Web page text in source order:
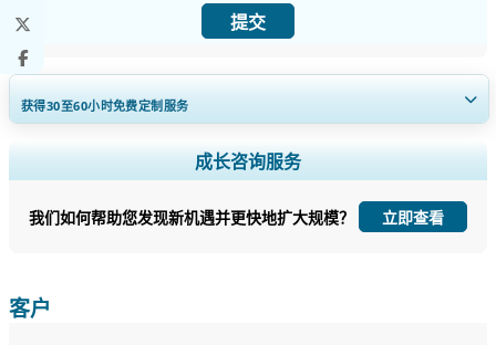
提交
获得30至60小时免费定制服务
扩大区域和国家覆盖范围， 细分市场分析， 公司简介， 竞争基准分析，
以及最终用户洞察。
立即定制
成长咨询服务
我们如何帮助您发现新机遇并更快地扩大规模？ 立即查看
客户